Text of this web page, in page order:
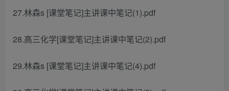
27.林森s [课堂笔记]主讲课中笔记(1).pdf
28.高三化学[课堂笔记]主讲课中笔记(2).pdf
29.林森s [课堂笔记]主讲课中笔记(4).pdf